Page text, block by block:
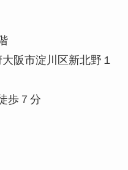
阪市淀川区新北野１
歩７分